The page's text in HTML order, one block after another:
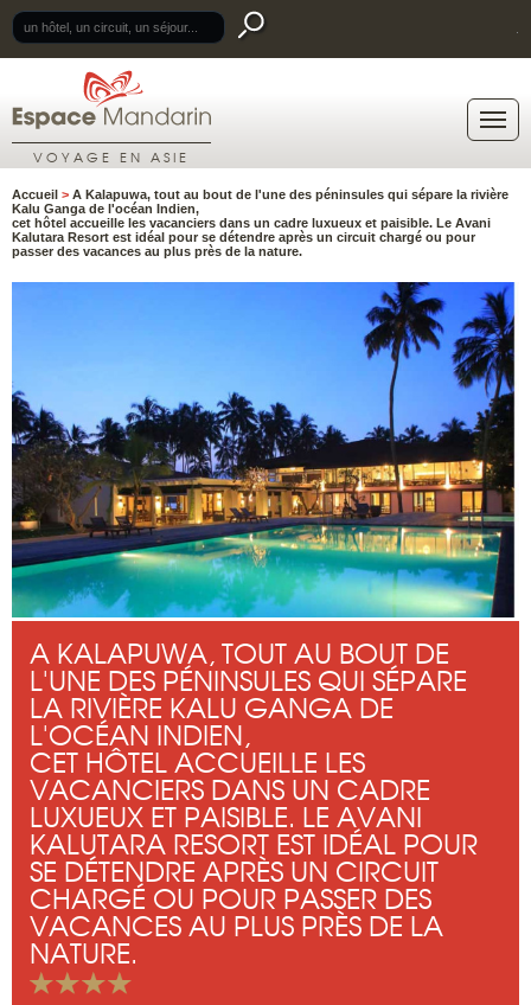
VOYAGE EN ASIE
Accueil > A Kalapuwa, tout au bout de l'une des péninsules qui sépare la rivière
Kalu Ganga de l'océan Indien,
cet hôtel accueille les vacanciers dans un cadre luxueux et paisible. Le Avani
Kalutara Resort est idéal pour se détendre après un circuit chargé ou pour
passer des vacances au plus près de la nature.
A KALAPUWA, TOUT AU BOUT DE
L'UNE DES PÉNINSULES QUI SÉPARE
LA RIVIÈRE KALU GANGA DE
L'OCÉAN INDIEN,
CET HÔTEL ACCUEILLE LES
VACANCIERS DANS UN CADRE
LUXUEUX ET PAISIBLE. LE AVANI
KALUTARA RESORT EST IDÉAL POUR
SE DÉTENDRE APRÈS UN CIRCUIT
CHARGÉ OU POUR PASSER DES
VACANCES AU PLUS PRÈS DE LA
NATURE.